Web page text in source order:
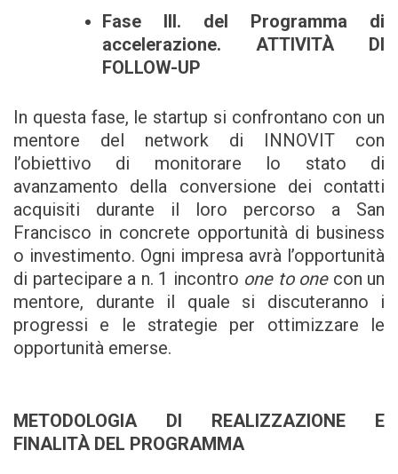
Fase III. del Programma di
accelerazione. ATTIVITÀ DI
FOLLOW-UP
In questa fase, le startup si confrontano con un
mentore del network di INNOVIT con
l’obiettivo di monitorare lo stato di
avanzamento della conversione dei contatti
acquisiti durante il loro percorso a San
Francisco in concrete opportunità di business
o investimento. Ogni impresa avrà l’opportunità
di partecipare a n. 1 incontro one to onecon un
mentore, durante il quale si discuteranno i
progressi e le strategie per ottimizzare le
opportunità emerse.
METODOLOGIA DI REALIZZAZIONE E
FINALITÀ DEL PROGRAMMA